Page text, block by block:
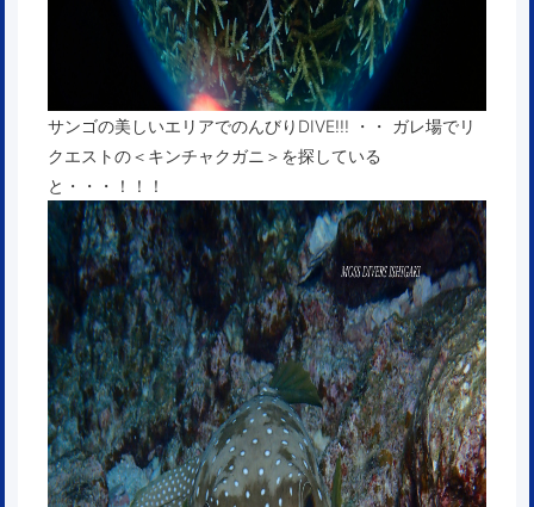
サンゴの美しいエリアでのんびりDIVE!!! ・・ ガレ場でリ
クエストの＜キンチャクガニ＞を探している
と・・・！！！